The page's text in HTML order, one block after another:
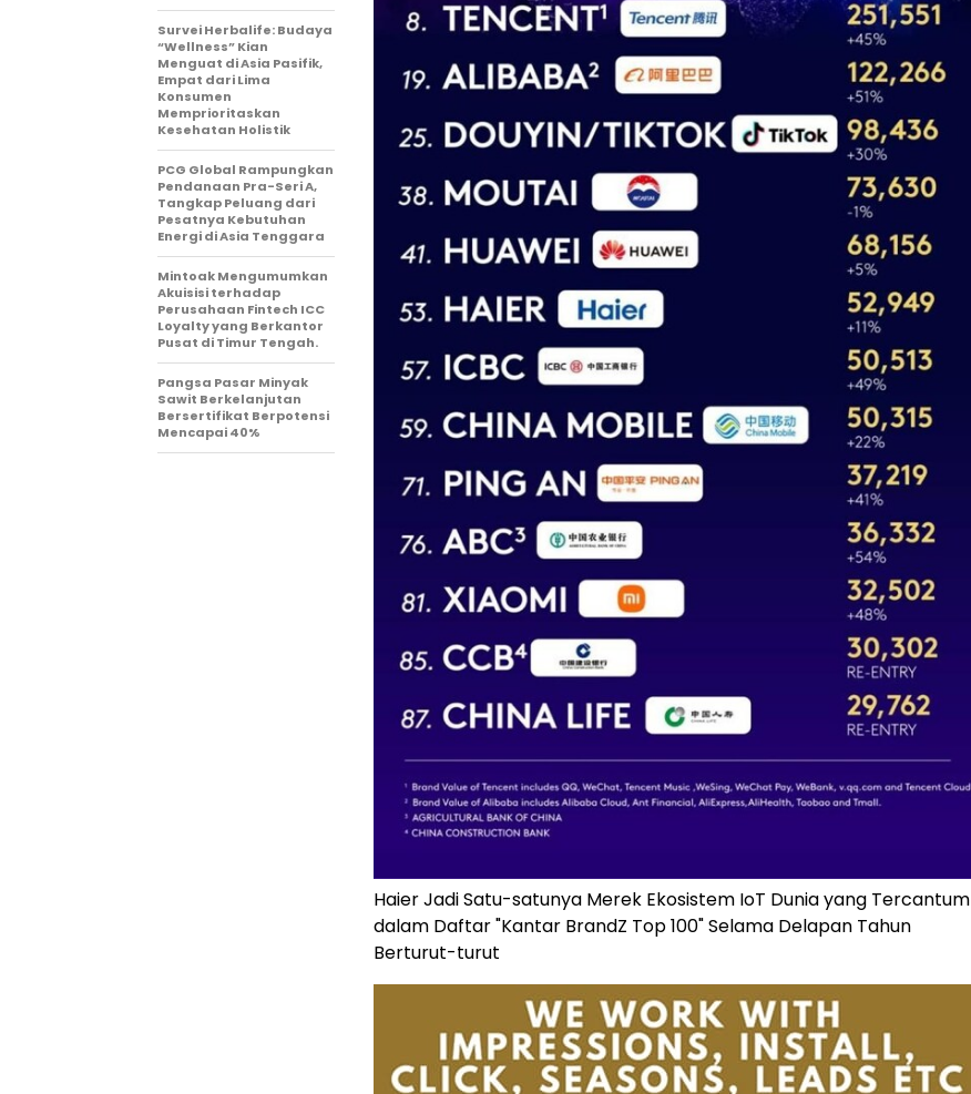
Haier Jadi Satu-satunya Merek Ekosistem IoT Dunia yang Tercantum
dalam Daftar "Kantar BrandZ Top 100" Selama Delapan Tahun
Berturut-turut
Survei Herbalife: Budaya
“Wellness” Kian
Menguat di Asia Pasifik,
Empat dari Lima
Konsumen
Memprioritaskan
Kesehatan Holistik
PCG Global Rampungkan
Pendanaan Pra-Seri A,
Tangkap Peluang dari
Pesatnya Kebutuhan
Energi di Asia Tenggara
Mintoak Mengumumkan
Akuisisi terhadap
Perusahaan Fintech ICC
Loyalty yang Berkantor
Pusat di Timur Tengah.
Pangsa Pasar Minyak
Sawit Berkelanjutan
Bersertifikat Berpotensi
Mencapai 40%